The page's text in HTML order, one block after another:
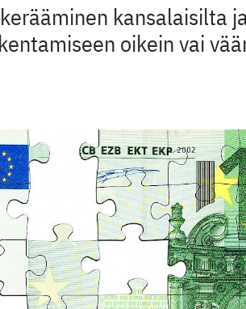
kansalaisilta
oikein vai